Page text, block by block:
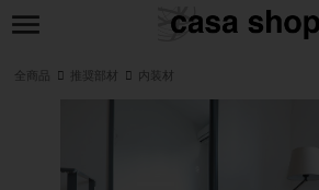
全商品 推奨部材 内装材